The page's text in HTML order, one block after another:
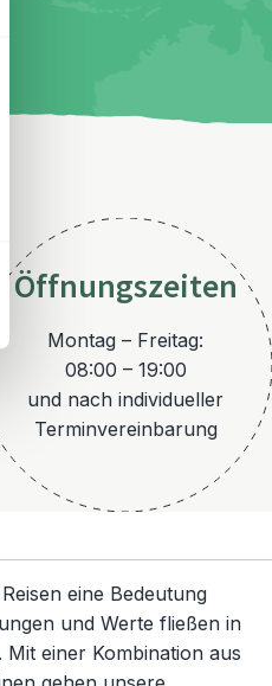
Öffnungszeiten
Montag – Freitag:
08:00 – 19:00
und nach individueller
Terminvereinbarung
eine Bedeutung
und Werte fließen in
einer Kombination aus